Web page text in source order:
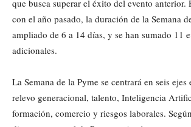
que busca superar el éxito del evento anterior.
con el año pasado, la duración de la Semana
ampliado de 6 a 14 días, y se han sumado 11
adicionales.
La Semana de la Pyme se centrará en seis ejes
relevo generacional, talento, Inteligencia
formación, comercio y riesgos laborales.